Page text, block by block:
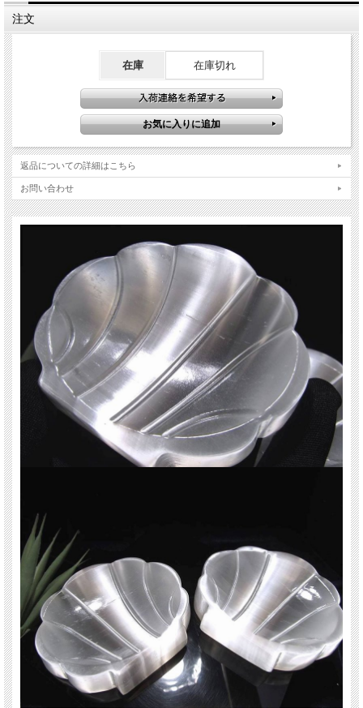
光に当てれば美しいキャッツアイが見えますので、ぜひ光のあたるお部屋に飾っ
てみるのもオススメです。
セレナイトといえば、シルキーな光沢の繊維質を持ったホワイトカラーが一般的
で、丸玉やタワーなどの加工品がよく流通しています。
来のセレナイトは無色透明なもののことをいいます。
ギリシャ語の月の女神セレーネＣｅｒｅｎｅ（月）を意味する言葉が語源とされ
別名「聖母マリアのガラス」とも呼ばれ、かつては実際に窓ガラスなどに利用さ
れることもあったそうです。
皆様どうぞお買い逃しなく。
ご注意事項
※硬度が低く、水に弱いため、お取り扱いにはご注意ください。
※皿の深さは浅めです。ご理解の方のみご利用ください。
※サイズは目安です。 細かな誤差が出る場合があります。
※天然石ですので細かなカケや凹み、歪な部分やクラックなどがある場合があり
※天然石商品には色みに個体差があります。 また出来る限り自然な色みになるよ
う撮影を心がけておりますが、お使いのディスプレイ環境によって表示される色
みに差が出る場合があります。 ご了承ください。
※写真に写っているリング等はイメージ画像となりますので、付属されません。
関連キーワード
天然石 パワーストーン 海外直輸入 バイヤー厳選 プレゼント ギフト メンズ レデ
ィース 卸し 卸価格 実店舗 ハンドメイド サイズ直し コムローズ comrose
注文
在庫 在庫切れ
返品についての詳細はこちら
お問い合わせ